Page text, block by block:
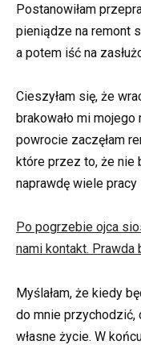
Postanowiłam
pieniądze na remont
a potem iść na
Cieszyłam się, że
brakowało mi
powrocie zaczęłam
które przez to, że nie
naprawdę wiele
Po pogrzebie ojca
nami kontakt. Prawda
Myślałam, że kiedy
do mnie przychodzić,
własne życie. W